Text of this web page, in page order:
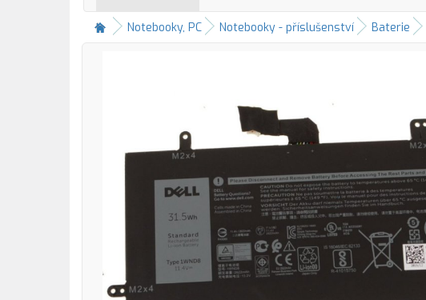
Notebooky, PC Notebooky - příslušenství Baterie